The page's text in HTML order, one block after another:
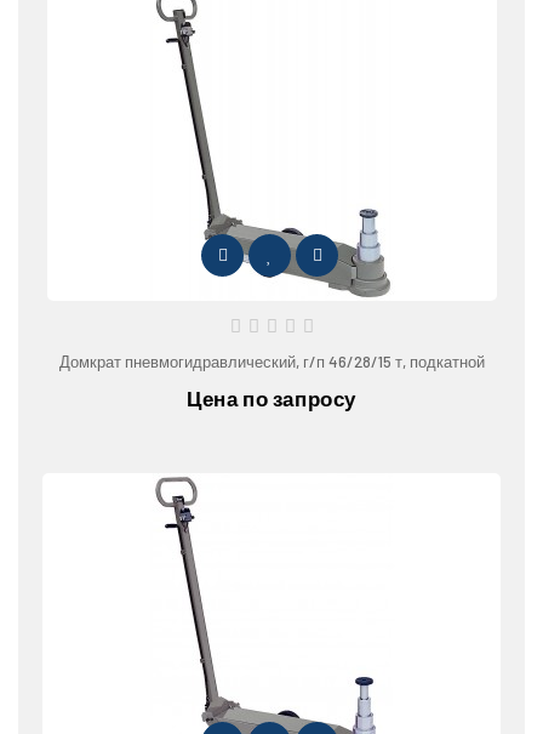
Домкрат пневмогидравлический, г/п 46/28/15 т, подкатной
Цена по запросу